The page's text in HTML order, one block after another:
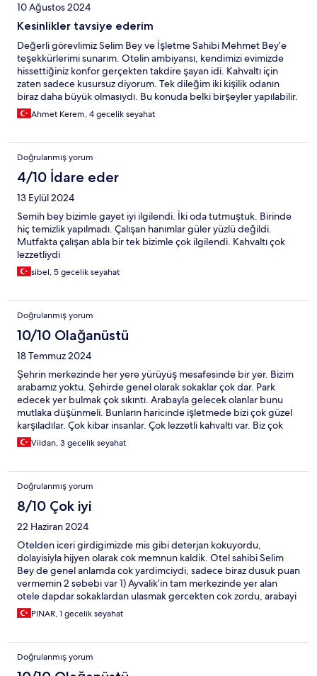
10 Ağustos 2024
Kesinlikler tavsiye ederim
Değerli görevlimiz Selim Bey ve İşletme Sahibi Mehmet Bey’e
teşekkürlerimi sunarım. Otelin ambiyansı, kendimizi evimizde
hissettiğiniz konfor gerçekten takdire şayan idi. Kahvaltı için
zaten sadece kusursuz diyorum. Tek dileğim iki kişilik odanın
biraz daha büyük olmasıydı. Bu konuda belki birşeyler yapılabilir.
Çok teşekkürler..
Ahmet Kerem, 4 gecelik seyahat
Doğrulanmış yorum
4/10 İdare eder
13 Eylül 2024
Semih bey bizimle gayet iyi ilgilendi. İki oda tutmuştuk. Birinde
hiç temizlik yapılmadı. Çalışan hanımlar güler yüzlü değildi.
Mutfakta çalışan abla bir tek bizimle çok ilgilendi. Kahvaltı çok
lezzetliydi
sibel, 5 gecelik seyahat
Doğrulanmış yorum
10/10 Olağanüstü
18 Temmuz 2024
Şehrin merkezinde her yere yürüyüş mesafesinde bir yer. Bizim
arabamız yoktu. Şehirde genel olarak sokaklar çok dar. Park
edecek yer bulmak çok sıkıntı. Arabayla gelecek olanlar bunu
mutlaka düşünmeli. Bunların haricinde işletmede bizi çok güzel
karşıladılar. Çok kibar insanlar. Çok lezzetli kahvaltı var. Biz çok
memnun kaldık. Gelecek kişiler için gönül rahatlığı ile tavsiye
edebilirim.
Vildan, 3 gecelik seyahat
Doğrulanmış yorum
8/10 Çok iyi
22 Haziran 2024
Otelden iceri girdigimizde mis gibi deterjan kokuyordu,
dolayisiyla hijyen olarak cok memnun kaldik. Otel sahibi Selim
Bey de genel anlamda cok yardimciydi, sadece biraz dusuk puan
vermemin 2 sebebi var 1) Ayvalik’in tam merkezinde yer alan
otele dapdar sokaklardan ulasmak gercekten cok zordu, arabayi
carpmadan veya surtmeden gitmek imkansiz, aracsiz gelinmesini
tavsiye ederim. Ancak bizi duzgun bir otoparka yonlendirdiler o
Hotels.com a otelin koydugu bilgiler dogrultusu da bakarak
ayarlamistim, 7.30 da otelden ayrilmamiz gerekiyordu ve kahvalti
7.00 de basliyor yazmislardi, ancak otele vardigimizda kahvaltinin
PINAR, 1 gecelik seyahat
Doğrulanmış yorum